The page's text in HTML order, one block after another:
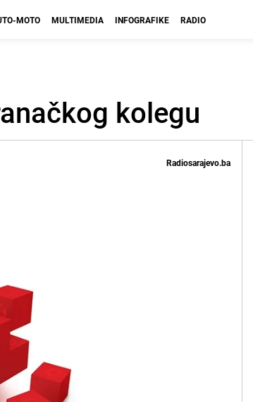
MOTO MULTIMEDIA INFOGRAFIKE RADIO
kolegu
Radiosarajevo.ba